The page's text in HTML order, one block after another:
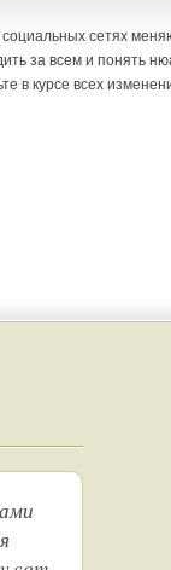
сетях
за всем и понять
в курсе всех